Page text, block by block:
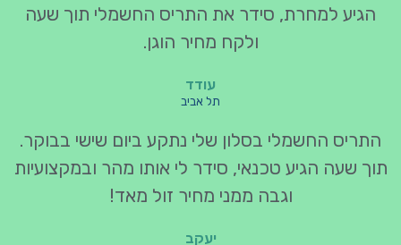
הגיע למחרת, סידר את התריס החשמלי תוך שעה
ולקח מחיר הוגן.
עודד
תל אביב
התריס החשמלי בסלון שלי נתקע ביום שישי בבוקר.
תוך שעה הגיע טכנאי, סידר לי אותו מהר ובמקצועיות
וגבה ממני מחיר זול מאד!
יעקב